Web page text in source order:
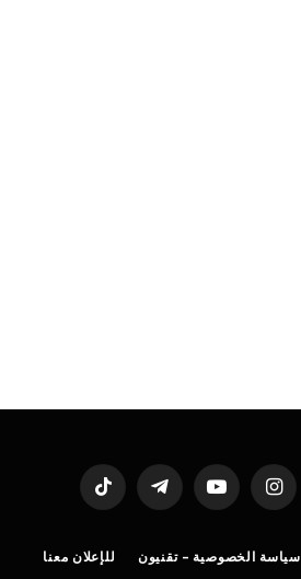
الانستغراميوتيوب تيلقرام تيكتوك
سياسة الخصوصية – تقنيون للإعلان معنا